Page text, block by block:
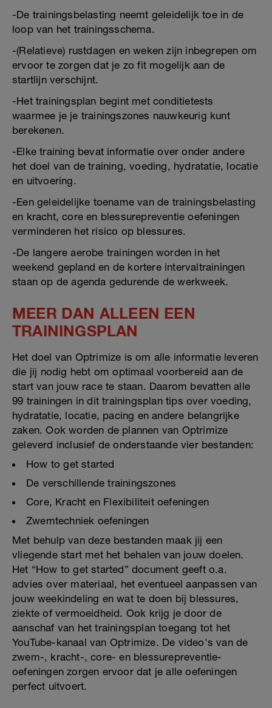
-De trainingsbelasting neemt geleidelijk toe in de
loop van het trainingsschema.
-(Relatieve) rustdagen en weken zijn inbegrepen om
ervoor te zorgen dat je zo fit mogelijk aan de
startlijn verschijnt.
-Het trainingsplan begint met conditietests
waarmee je je trainingszones nauwkeurig kunt
berekenen.
-Elke training bevat informatie over onder andere
het doel van de training, voeding, hydratatie, locatie
en uitvoering.
-Een geleidelijke toename van de trainingsbelasting
en kracht, core en blessurepreventie oefeningen
verminderen het risico op blessures.
-De langere aerobe trainingen worden in het
weekend gepland en de kortere intervaltrainingen
staan op de agenda gedurende de werkweek.
MEER DAN ALLEEN EEN
TRAININGSPLAN
Het doel van Optrimize is om alle informatie leveren
die jij nodig hebt om optimaal voorbereid aan de
start van jouw race te staan. Daarom bevatten alle
99 trainingen in dit trainingsplan tips over voeding,
hydratatie, locatie, pacing en andere belangrijke
zaken. Ook worden de plannen van Optrimize
geleverd inclusief de onderstaande vier bestanden:
How to get started
De verschillende trainingszones
Core, Kracht en Flexibiliteit oefeningen
Zwemtechniek oefeningen
Met behulp van deze bestanden maak jij een
vliegende start met het behalen van jouw doelen.
Het “How to get started” document geeft o.a.
advies over materiaal, het eventueel aanpassen van
jouw weekindeling en wat te doen bij blessures,
ziekte of vermoeidheid. Ook krijg je door de
aanschaf van het trainingsplan toegang tot het
YouTube-kanaal van Optrimize. De video's van de
zwem-, kracht-, core- en blessurepreventie-
oefeningen zorgen ervoor dat je alle oefeningen
perfect uitvoert.